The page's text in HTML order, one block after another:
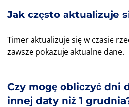
Jak często aktualizuje
Timer aktualizuje się w czasie
zawsze pokazuje aktualne dane.
Czy mogę obliczyć dni
innej daty niż 1